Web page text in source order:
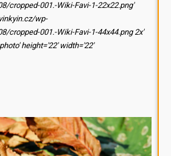
cropped-001.-Wiki-Favi-1-22x22.png'
wp-
cropped-001.-Wiki-Favi-1-44x44.png 2x'
height='22' width='22'